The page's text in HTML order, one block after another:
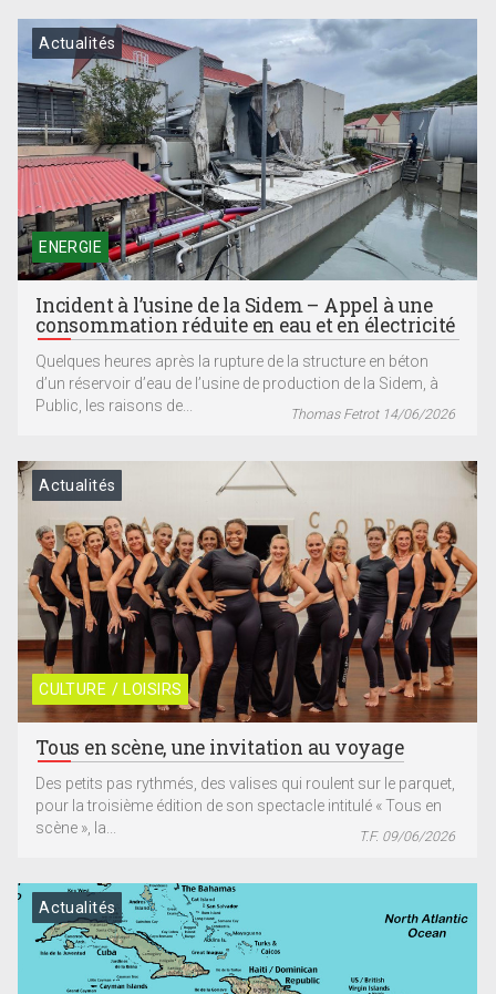
ENERGIE
Actualités
Incident à l’usine de la Sidem – Appel à une
consommation réduite en eau et en électricité
Quelques heures après la rupture de la structure en béton
d’un réservoir d’eau de l’usine de production de la Sidem, à
Public, les raisons de...
Thomas Fetrot 14/06/2026
CULTURE / LOISIRS
Actualités
Tous en scène, une invitation au voyage
Des petits pas rythmés, des valises qui roulent sur le parquet,
pour la troisième édition de son spectacle intitulé « Tous en
scène », la...
T.F. 09/06/2026
Actualités